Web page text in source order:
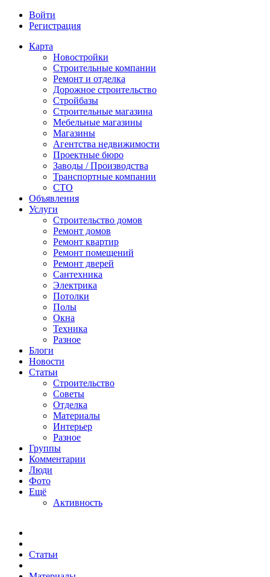
Войти
Регистрация
Карта
Новостройки
Строительные компании
Ремонт и отделка
Дорожное строительство
Стройбазы
Строительные магазина
Мебельные магазины
Магазины
Агентства недвижимости
Проектные бюро
Заводы / Производства
Транспортные компании
СТО
Объявления
Услуги
Строительство домов
Ремонт домов
Ремонт квартир
Ремонт помещений
Ремонт дверей
Сантехника
Электрика
Потолки
Полы
Окна
Техника
Разное
Блоги
Новости
Статьи
Строительство
Советы
Отделка
Материалы
Интерьер
Разное
Группы
Комментарии
Люди
Фото
Ещё
Активность
Статьи